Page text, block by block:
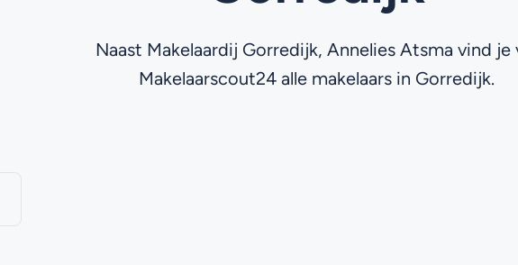
Naast Makelaardij Gorredijk, Annelies Atsma vind je
Makelaarscout24 alle makelaars in Gorredijk.